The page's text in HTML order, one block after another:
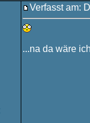
Verfasst am:
...na da wäre